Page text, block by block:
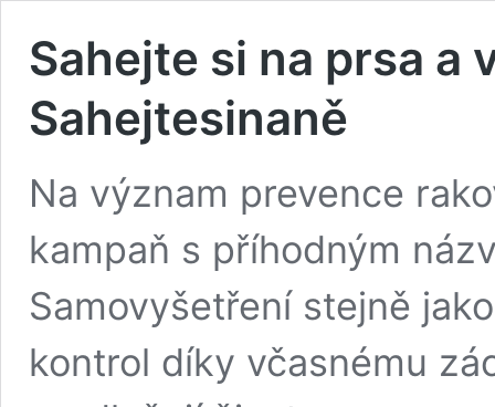
Sahejte si na prsa a
Sahejtesinaně
Na význam prevence
kampaň s příhodným
Samovyšetření stejně
kontrol díky včasnému